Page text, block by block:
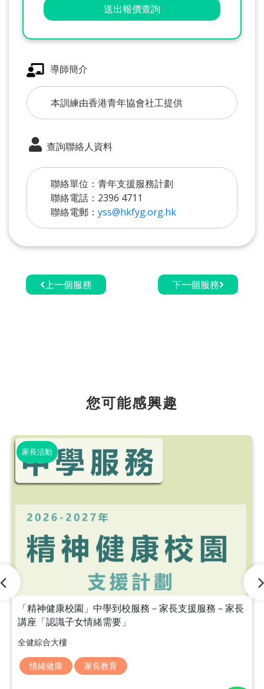
送出報價查詢
導師簡介
本訓練由香港青年協會社工提供
查詢聯絡人資料
聯絡單位：青年支援服務計劃
聯絡電話：2396 4711
聯絡電郵： yss@hkfyg.org.hk
上一個服務 下一個服務
您可能感興趣
家長活動
「精神健康校園」中學到校服務－家長支援服務－家長
講座「認識子女情緒需要」
全健綜合大樓
情緒健康 家長教育